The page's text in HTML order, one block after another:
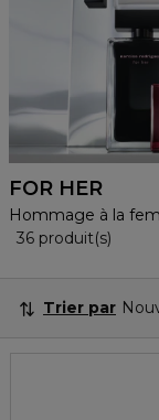
FOR HER
Hommage à la
36 produit(s)
Trier par